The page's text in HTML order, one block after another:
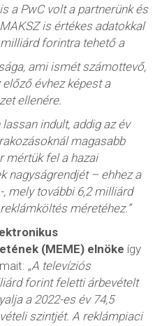
a PwC volt a partnerünk és
is értékes adatokkal
forintra tehető a
ami ismét számottevő,
előző évhez képest a
ellenére.
indult, addig az év
magasabb
mértük fel a hazai
nagyságrendjét – ehhez a
mely további 6,2 milliárd
méretéhez.”
(MEME) elnöke így
„A televíziós
forint feletti árbevételt
a 2022-es év 74,5
szintjét. A reklámpiaci